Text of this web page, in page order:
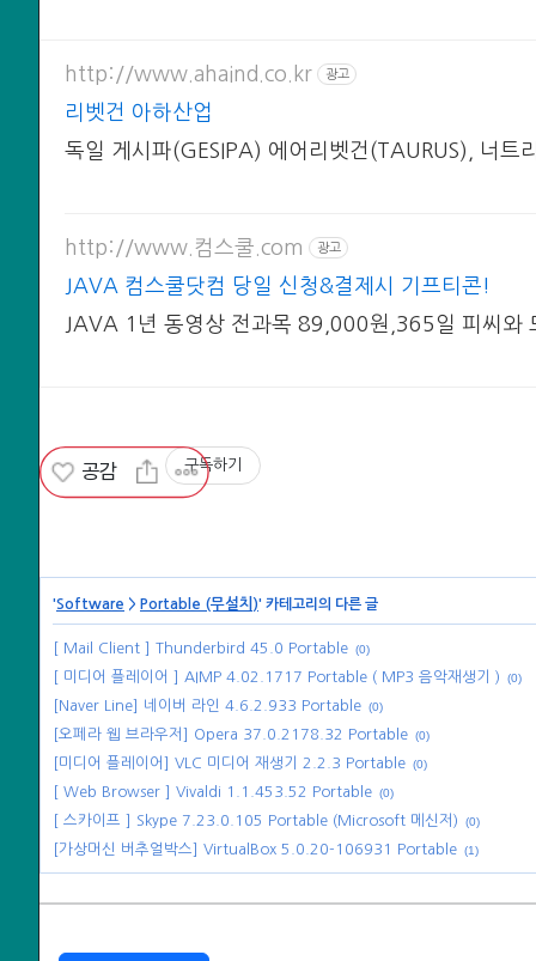
http://www.ahaind.co.kr 광고
리벳건 아하산업
독일 게시파(GESIPA) 에어리벳건(TAURUS), 너트
http://www.컴스쿨.com 광고
JAVA 컴스쿨닷컴 당일 신청&결제시 기프티콘!
JAVA 1년 동영상 전과목 89,000원,365일 피씨와
공감 구독하기
'Software > Portable (무설치)' 카테고리의 다른 글
[ Mail Client ] Thunderbird 45.0 Portable (0)
[ 미디어 플레이어 ] AIMP 4.02.1717 Portable ( MP3 음악재생기 ) (0)
[Naver Line] 네이버 라인 4.6.2.933 Portable (0)
[오페라 웹 브라우저] Opera 37.0.2178.32 Portable (0)
[미디어 플레이어] VLC 미디어 재생기 2.2.3 Portable (0)
[ Web Browser ] Vivaldi 1.1.453.52 Portable (0)
[ 스카이프 ] Skype 7.23.0.105 Portable (Microsoft 메신저) (0)
[가상머신 버추얼박스] VirtualBox 5.0.20-106931 Portable (1)